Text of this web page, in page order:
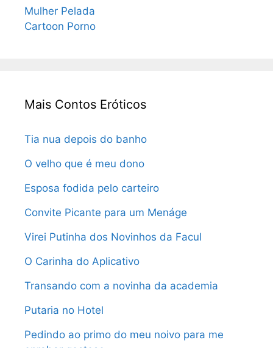
Mulher Pelada
Cartoon Porno
Mais Contos Eróticos
Tia nua depois do banho
O velho que é meu dono
Esposa fodida pelo carteiro
Convite Picante para um Menáge
Virei Putinha dos Novinhos da Facul
O Carinha do Aplicativo
Transando com a novinha da academia
Putaria no Hotel
Pedindo ao primo do meu noivo para me